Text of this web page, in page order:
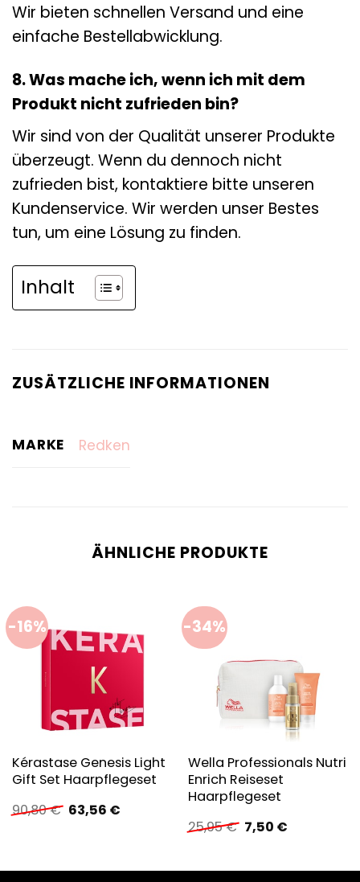
Wir bieten schnellen Versand und eine
einfache Bestellabwicklung.
8. Was mache ich, wenn ich mit dem
Produkt nicht zufrieden bin?
Wir sind von der Qualität unserer Produkte
überzeugt. Wenn du dennoch nicht
zufrieden bist, kontaktiere bitte unseren
Kundenservice. Wir werden unser Bestes
tun, um eine Lösung zu finden.
Inhalt
ZUSÄTZLICHE INFORMATIONEN
MARKE Redken
ÄHNLICHE PRODUKTE
-16%
Kérastase Genesis Light
Gift Set Haarpflegeset
90,80€ Ursprünglicher
Preis
63,56 €Aktueller
-34%
Wella Professionals Nutri
Enrich Reiseset
Haarpflegeset
25,95€ Ursprünglicher
Preis
7,50 €Aktueller